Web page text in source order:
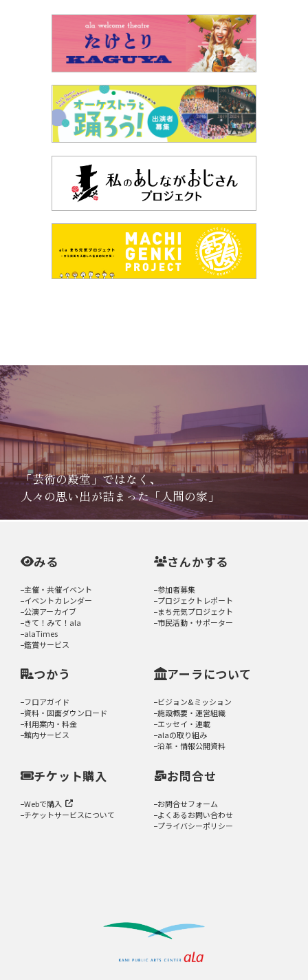
「芸術の殿堂」ではなく、
人々の思い出が詰まった「人間の家」
みる
主催・共催イベント
イベントカレンダー
公演アーカイブ
きて！みて！ala
alaTimes
鑑賞サービス
さんかする
参加者募集
プロジェクトレポート
まち元気プロジェクト
市民活動・サポーター
つかう
フロアガイド
資料・図面ダウンロード
利用案内・料金
館内サービス
アーラについて
ビジョン&ミッション
施設概要・運営組織
エッセイ・連載
alaの取り組み
沿革・情報公開資料
チケット購入
Webで購入
チケットサービスについて
お問合せ
お問合せフォーム
よくあるお問い合わせ
プライバシーポリシー